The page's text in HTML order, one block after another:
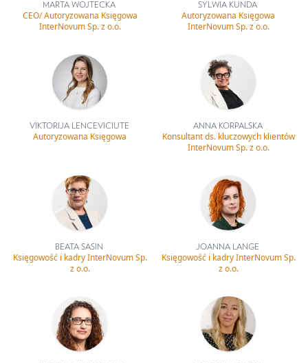
MARTA WOJTECKA
CEO/ Autoryzowana Księgowa
InterNovum Sp. z o.o.
SYLWIA KUNDA
Autoryzowana Księgowa
InterNovum Sp. z o.o.
VIKTORIJA LENCEVICIUTE
Autoryzowana Księgowa
ANNA KORPALSKA
Konsultant ds. kluczowych klientów
InterNovum Sp. z o.o.
BEATA SASIN
Księgowość i kadry InterNovum Sp.
z o.o.
JOANNA LANGE
Księgowość i kadry InterNovum Sp.
z o.o.